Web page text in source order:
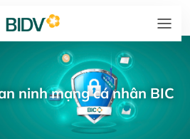
ninh mạng cá nhân BIC